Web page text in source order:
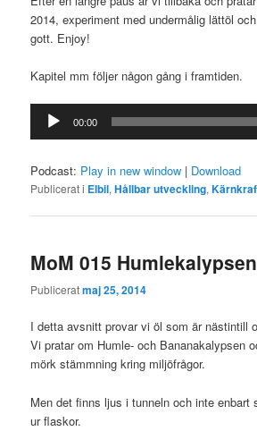
2014, experiment med undermålig lättöl
gott. Enjoy!
Kapitel mm följer någon gång i framtiden.
Ljudspelare
00:00
Podcast: Play in new window | Download
Publicerat i Elbil,Hållbar utveckling,
MoM 015 Humlekalypsen
Publiceratmaj 25, 2014
I detta avsnitt provar vi öl som är nästintill
Vi pratar om Humle- och Bananakalypsen
mörk stämmning kring miljöfrågor.
Men det finns ljus i tunneln och inte enbart
ur flaskor.